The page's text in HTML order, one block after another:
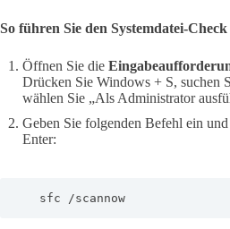
So führen Sie den Systemdatei-
Öffnen Sie die
Drücken Sie Windows + S, suchen
wählen Sie „Als Administrator
Geben Sie folgenden Befehl ein
Enter:
   sfc /scannow